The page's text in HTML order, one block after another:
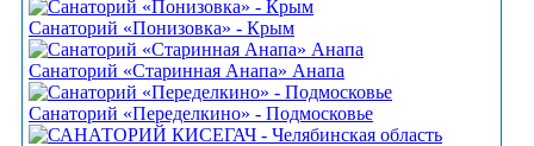
Санаторий «Понизовка» - Крым
Санаторий «Старинная Анапа» Анапа
Санаторий «Переделкино» - Подмосковье